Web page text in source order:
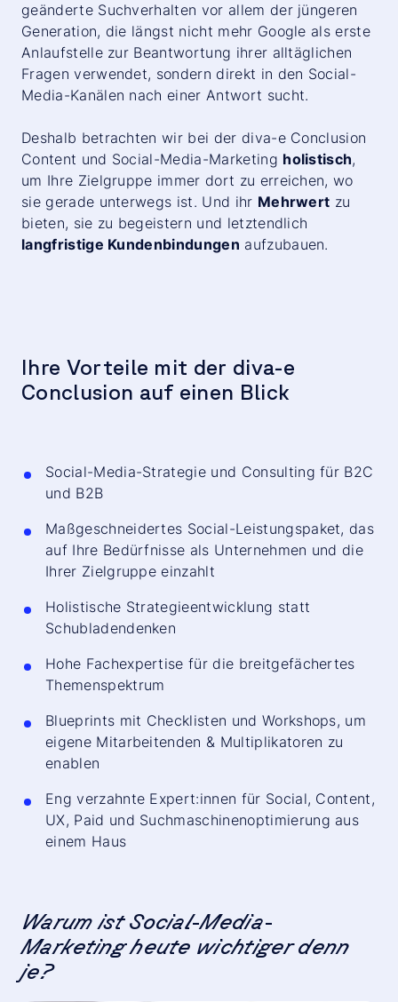
geänderte Suchverhalten vor allem der jüngeren
Generation, die längst nicht mehr Google als erste
Anlaufstelle zur Beantwortung ihrer alltäglichen
Fragen verwendet, sondern direkt in den Social-
Media-Kanälen nach einer Antwort sucht.
Deshalb betrachten wir bei der diva-eConclusion
Content und Social-Media-Marketing holistisch,
um Ihre Zielgruppe immer dort zu erreichen, wo
sie gerade unterwegs ist. Und ihr Mehrwert zu
bieten, sie zu begeistern und letztendlich
langfristige Kundenbindungen aufzubauen.
Ihre Vorteile mit der diva-e
Conclusion auf einen Blick
Social-Media-Strategie und Consulting für B2C
und B2B
Maßgeschneidertes Social-Leistungspaket, das
auf Ihre Bedürfnisse als Unternehmen und die
Ihrer Zielgruppe einzahlt
Holistische Strategieentwicklung statt
Schubladendenken
Hohe Fachexpertise für die breitgefächertes
Themenspektrum
Blueprints mit Checklisten und Workshops, um
eigene Mitarbeitenden & Multiplikatoren zu
enablen
Eng verzahnte Expert:innen für Social, Content,
UX, Paid und Suchmaschinenoptimierung aus
einem Haus
Warum ist Social-Media-
Marketing heute wichtiger denn
je?